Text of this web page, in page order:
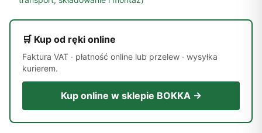
🛒 Kup od ręki online
Faktura VAT · płatność online lub przelew · wysyłka
kurierem.
Kup online w sklepie BOKKA →